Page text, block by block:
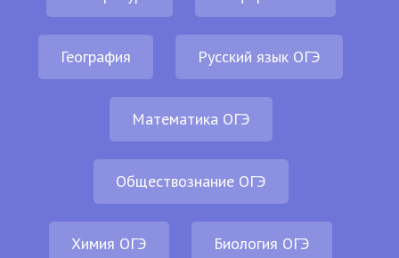
География Русский язык ОГЭ
Математика ОГЭ
Обществознание ОГЭ
Химия ОГЭ Биология ОГЭ